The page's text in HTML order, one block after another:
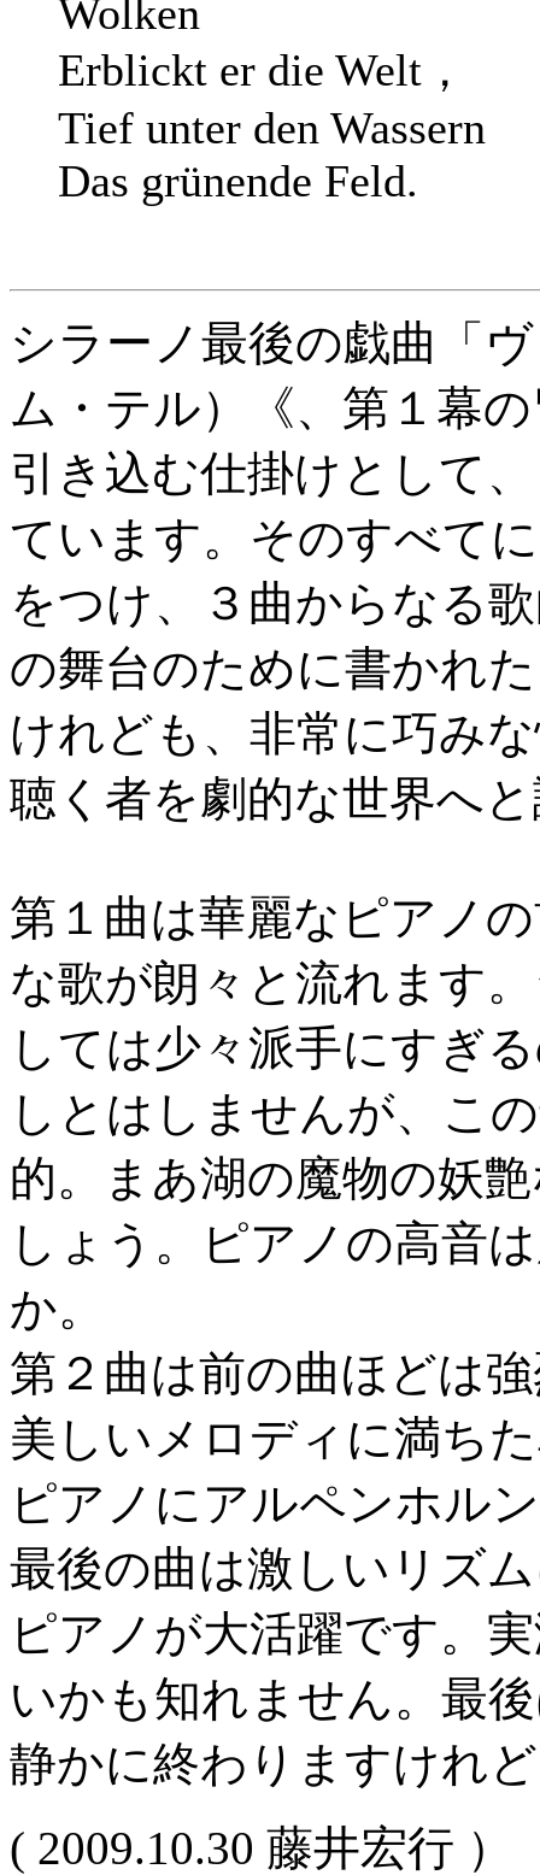
Wolken
Erblickt er die Welt，
Tief unter den Wassern
Das grünende Feld.
シラーノ最後の戯曲「
ム・テル）《、第１幕
引き込む仕掛けとして
ています。そのすべて
をつけ、３曲からなる
の舞台のために書かれ
けれども、非常に巧み
聴く者を劇的な世界へ
第１曲は華麗なピアノ
な歌が朗々と流れます
しては少々派手にすぎ
しとはしませんが、こ
的。まあ湖の魔物の妖
しょう。ピアノの高音
か。
第２曲は前の曲ほどは
美しいメロディに満ち
ピアノにアルペンホル
最後の曲は激しいリズ
ピアノが大活躍です。
いかも知れません。最
静かに終わりますけれ
( 2009.10.30 藤井宏行 ）